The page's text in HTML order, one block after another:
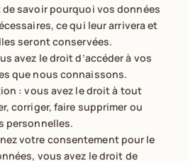
de savoir pourquoi vos données
ce qui leur arrivera et
seront conservées.
avez le droit d’accéder à vos
que nous connaissons.
: vous avez le droit à tout
corriger, faire supprimer ou
personnelles.
votre consentement pour le
vous avez le droit de